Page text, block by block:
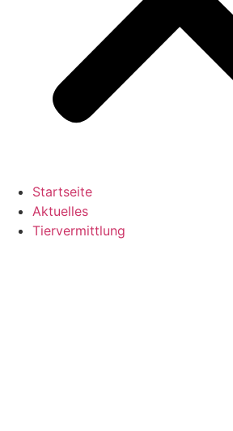
Startseite
Aktuelles
Tiervermittlung